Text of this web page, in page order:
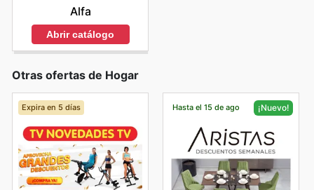
Alfa
Abrir catálogo
Otras ofertas de Hogar
Expira en 5 días Hasta el 15 de ago ¡Nuevo!